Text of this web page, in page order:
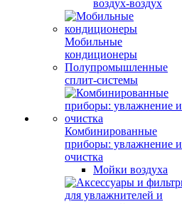
воздух-воздух
Мобильные
кондиционеры
Полупромышленные
сплит-системы
Комбинированные
приборы: увлажнение и
очистка
Мойки воздуха